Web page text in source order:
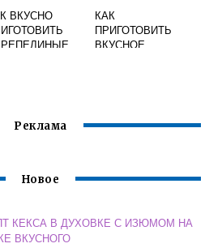
ВКУСНО
КАК
ПРИГОТОВИТЬ
ВКУСНОЕ
Реклама
Новое
КЕКСА В ДУХОВКЕ С ИЗЮМОМ НА
ВКУСНОГО